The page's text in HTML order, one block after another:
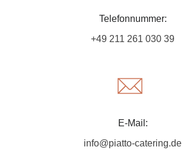
Telefonnummer:
+49 211 261 030 39
E-Mail:
info@piatto-catering.de